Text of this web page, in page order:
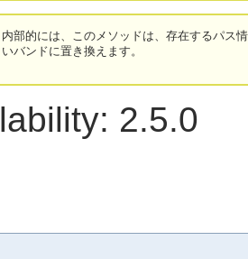
内部的には、このメソッドは、存在するパス
いバンドに置き換えます。
2.5.0